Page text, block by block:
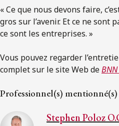
« Ce que nous devons faire,
gros sur l’avenir. Et ce ne sont
ce sont les entreprises. »
Vous pouvez regarder
complet sur le site Web de
Professionnel(s) mentionné(s)
Stephen Poloz